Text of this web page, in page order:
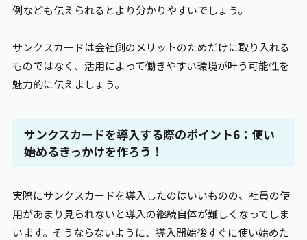
例なども伝えられるとより分かりやすいでしょう。
サンクスカードは会社側のメリットのためだけに取り入れる
ものではなく、活用によって働きやすい環境が叶う可能性を
魅力的に伝えましょう。
サンクスカードを導入する際のポイント6：使い
始めるきっかけを作ろう！
実際にサンクスカードを導入したのはいいものの、社員の使
用があまり見られないと導入の継続自体が難しくなってしま
います。そうならないように、導入開始後すぐに使い始めた